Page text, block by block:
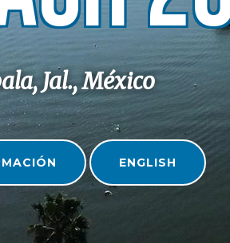
Jal., México
ENGLISH